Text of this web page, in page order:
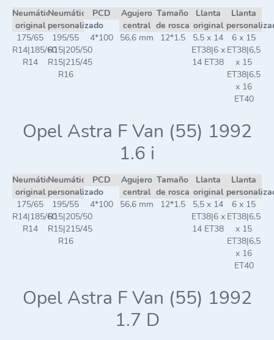
Neumático
original
Neumático
personalizado
PCD
Agujero
central
Tamaño
de rosca
Llanta
original
Llanta
175/65
R14|185/60
R14
195/55
R15|205/50
R15|215/45
R16
4*100 56,6 mm 12*1.5
5,5 x 14
ET38|6 x
14 ET38
6 x 15
ET38|6,5
x 15
ET38|6,5
x 16
ET40
Opel Astra F Van (55) 1992
1.6 i
Neumático
original
Neumático
personalizado
PCD
Agujero
central
Tamaño
de rosca
Llanta
original
Llanta
175/65
R14|185/60
R14
195/55
R15|205/50
R15|215/45
R16
4*100 56,6 mm 12*1.5
5,5 x 14
ET38|6 x
14 ET38
6 x 15
ET38|6,5
x 15
ET38|6,5
x 16
ET40
Opel Astra F Van (55) 1992
1.7 D